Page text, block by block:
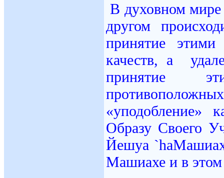
В духовном мире
другом
принятие
качеств, а
принятие
«уподобление»
Образу Своего
Йешуа
Машиахе и в